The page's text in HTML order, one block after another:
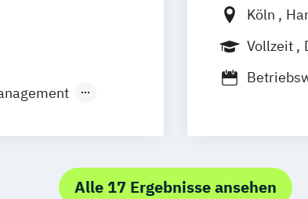
Management
Köln
Düren
Vollzeit
Alle 17 Ergebnisse ansehen